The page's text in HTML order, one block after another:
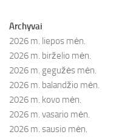
Archyvai
2026 m. liepos mėn.
2026 m. birželio mėn.
2026 m. gegužės mėn.
2026 m. balandžio mėn.
2026 m. kovo mėn.
2026 m. vasario mėn.
2026 m. sausio mėn.